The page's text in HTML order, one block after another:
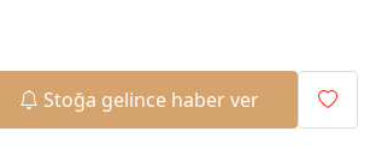
Stoğa gelince haber ver